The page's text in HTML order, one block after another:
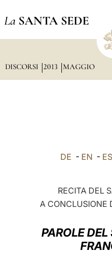
La SANTA SEDE
DISCORSI 2013 MAGGIO
DE - EN - ES
RECITA DEL
A CONCLUSIONE
PAROLE